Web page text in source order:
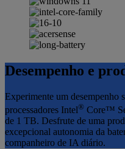
Desempenho e
Experimente um desempenho
processadores Intel® Core™
de 1 TB. Desfrute de uma
excepcional autonomia da
companheiro de IA diário.